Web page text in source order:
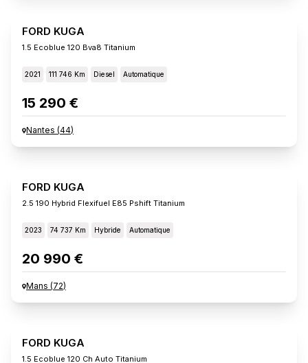
FORD KUGA
1.5 Ecoblue 120 Bva8 Titanium
2021 111 746 Km Diesel Automatique
15 290 €
Nantes (44)
FORD KUGA
2.5 190 Hybrid Flexifuel E85 Pshift Titanium
2023 74 737 Km Hybride Automatique
20 990 €
Mans (72)
FORD KUGA
1.5 Ecoblue 120 Ch Auto Titanium